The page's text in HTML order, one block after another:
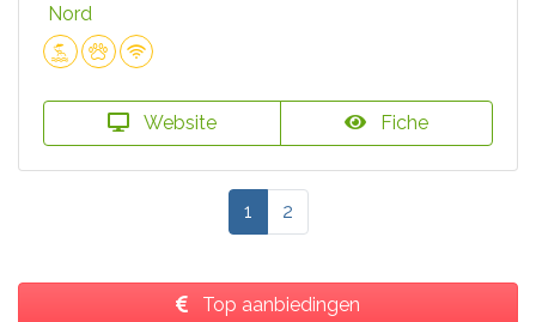
Nord
Website Fiche
1 2
Top aanbiedingen